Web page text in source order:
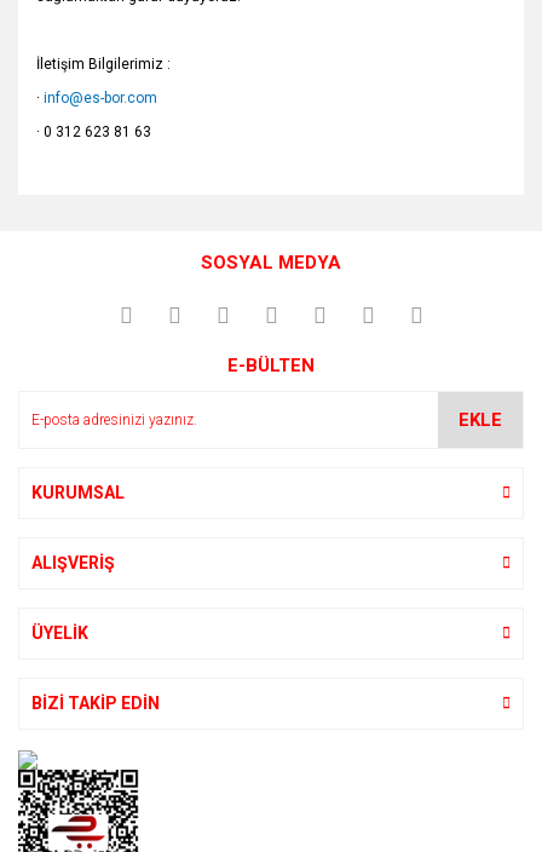
İletişim Bilgilerimiz :
· info@es-bor.com
· 0 312 623 81 63
Yorum Yaz
Görüş ve önerileriniz için teşekkür ederiz.
Ürün açıklamasında eksik bilgiler bulunuyor.
SOSYAL MEDYA
E-BÜLTEN
EKLE
KURUMSAL
ALIŞVERİŞ
ÜYELİK
BİZİ TAKİP EDİN